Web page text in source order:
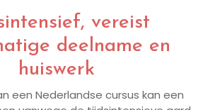
vereist
deelname en
huiswerk
een Nederlandse cursus kan een